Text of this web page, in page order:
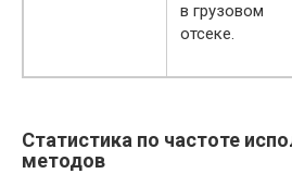
в грузовом
отсеке.
Статистика по частоте
методов